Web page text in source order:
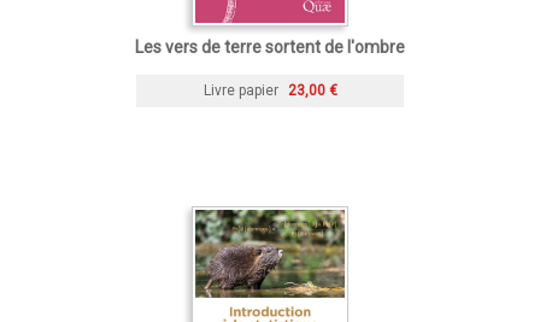
Les vers de terre sortent de l'ombre
Livre papier 23,00 €